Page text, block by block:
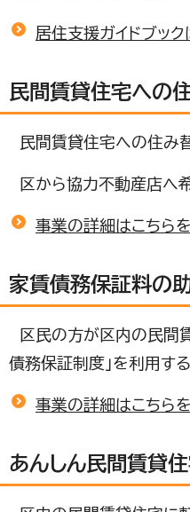
居住支援ガイドブッ
民間賃貸住宅への
民間賃貸住宅への住み
区から協力不動産店へ
事業の詳細はこちら
家賃債務保証料の
区民の方が区内の民間
債務保証制度」を利用する
事業の詳細はこちら
あんしん民間賃貸